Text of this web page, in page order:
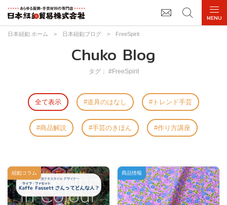
日本紐釦 ホーム > 日本紐釦ブログ > FreeSpirit
Chuko Blog
タグ： #FreeSpirit
全て表示 道具のはなし トレンド手芸
商品解説 手芸のきほん 作り方講座
紐釦コラム 商品情報